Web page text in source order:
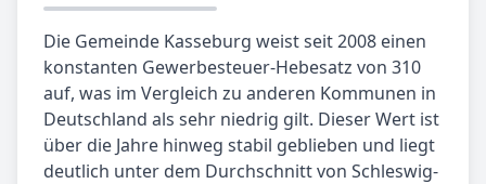
Die Gemeinde Kasseburg weist seit 2008 einen
konstanten Gewerbesteuer-Hebesatz von 310
auf, was im Vergleich zu anderen Kommunen in
Deutschland als sehr niedrig gilt. Dieser Wert ist
über die Jahre hinweg stabil geblieben und liegt
deutlich unter dem Durchschnitt von Schleswig-